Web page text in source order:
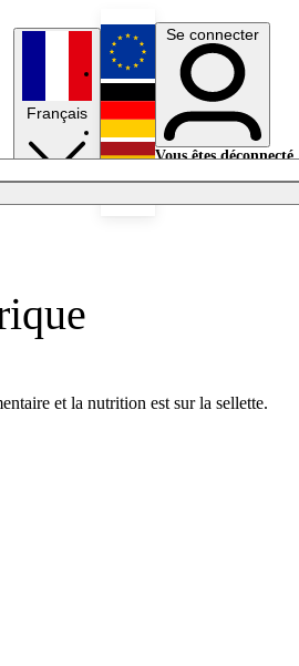
Français
English
Deutsch
Se connecter
Vous êtes déconnecté.
et la nutrition est sur la sellette.